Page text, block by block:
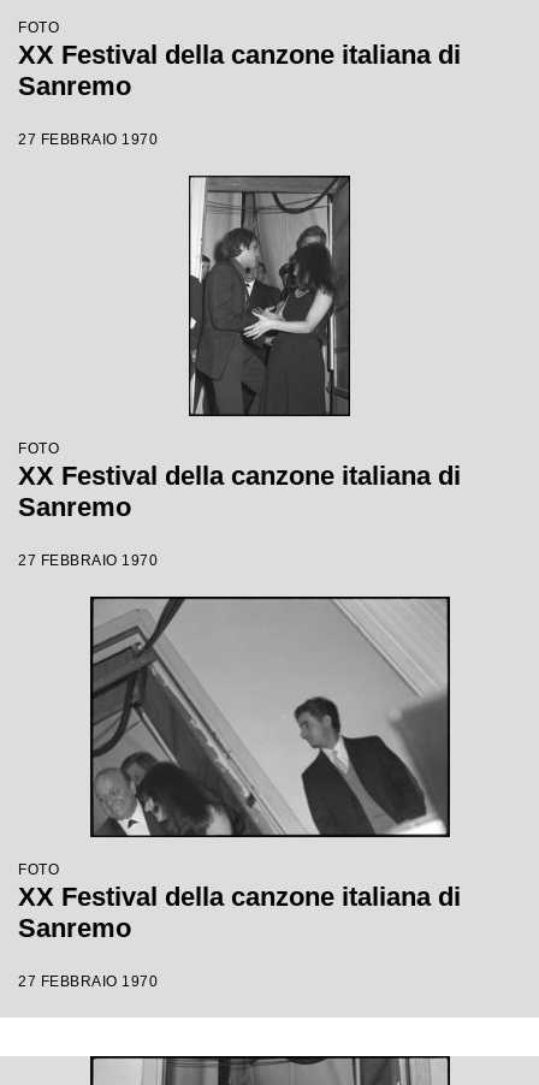
FOTO
XX Festival della canzone italiana di
Sanremo
27 FEBBRAIO 1970
FOTO
XX Festival della canzone italiana di
Sanremo
27 FEBBRAIO 1970
FOTO
XX Festival della canzone italiana di
Sanremo
27 FEBBRAIO 1970